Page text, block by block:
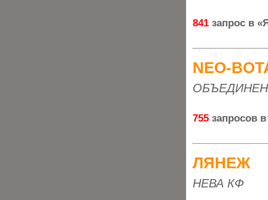
841 запрос в
NEO-
755 запросов
ЛЯНЕЖ
НЕВА КФ